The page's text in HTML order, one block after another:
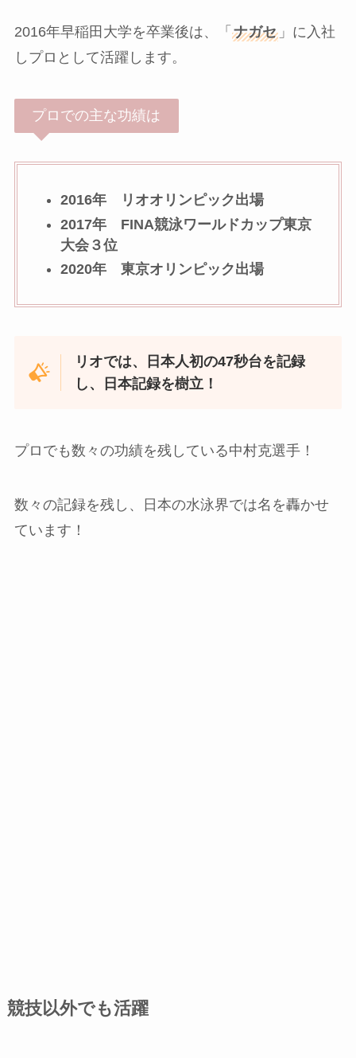
2016年早稲田大学を卒業後は、「 ナガセ」に入社
しプロとして活躍します。
プロでの主な功績は
2016年 リオオリンピック出場
2017年 FINA競泳ワールドカップ東京
大会３位
2020年 東京オリンピック出場
リオでは、日本人初の47秒台を記録
し、日本記録を樹立！
プロでも数々の功績を残している中村克選手！
数々の記録を残し、日本の水泳界では名を轟かせ
ています！
競技以外でも活躍